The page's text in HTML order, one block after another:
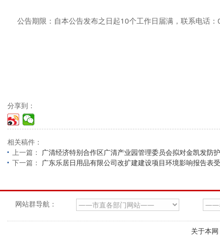
公告期限：自本公告发布之日起10个工作日届满，联系电话
分享到：
相关稿件：
上一篇： 广清经济特别合作区广清产业园管理委员会拟对金凯发防
下一篇： 广东乐居日用品有限公司改扩建建设项目环境影响报告表
网站群导航：
关于本网